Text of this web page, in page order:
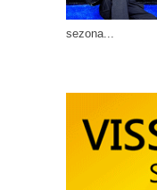
sezona...